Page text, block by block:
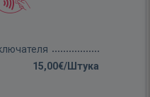
15,00€/Штука